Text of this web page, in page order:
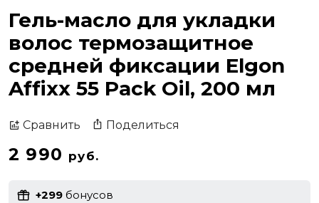
Гель-масло для укладки
волос термозащитное
средней фиксации Elgon
Affixx 55 Pack Oil, 200 мл
Сравнить Поделиться
2 990 руб.
+299 бонусов